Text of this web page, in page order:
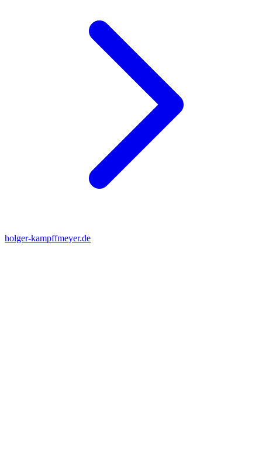
holger-kampffmeyer.de